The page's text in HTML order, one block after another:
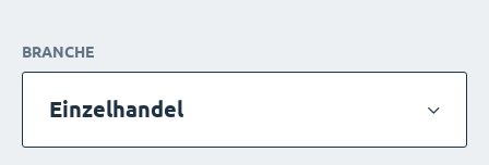
BRANCHE
Einzelhandel